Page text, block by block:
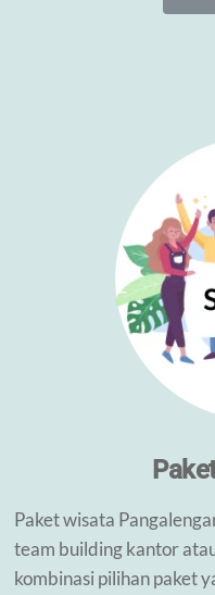
Paket wisata
team building kantor
kombinasi pilihan paket